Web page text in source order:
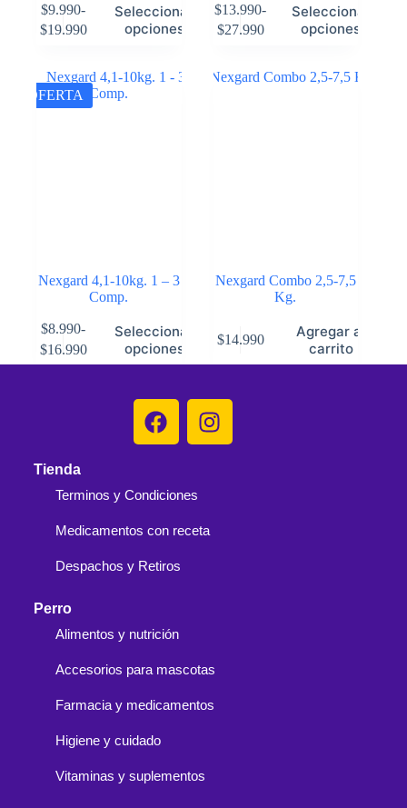
$9.990-
$19.990
Seleccionar
opciones
$13.990-
$27.990
Seleccionar
opciones
OFERTA
Nexgard 4,1-10kg. 1 – 3
Comp.
$8.990-
$16.990
Seleccionar
opciones
Nexgard Combo 2,5-7,5
Kg.
$14.990
Agregar al
carrito
Tienda
Terminos y Condiciones
Medicamentos con receta
Despachos y Retiros
Perro
Alimentos y nutrición
Accesorios para mascotas
Farmacia y medicamentos
Higiene y cuidado
Vitaminas y suplementos